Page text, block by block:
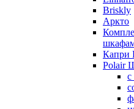
Briskly
Аркто
Капри
Polair
с